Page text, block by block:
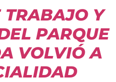
TRABAJO Y
PARQUE
VOLVIÓ A